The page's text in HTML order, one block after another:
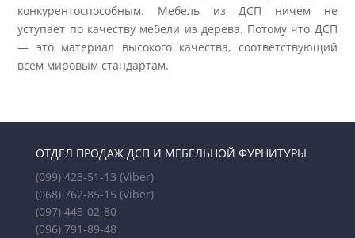
конкурентоспособным. Мебель из ДСП ничем не
уступает по качеству мебели из дерева. Потому что ДСП
— это материал высокого качества, соответствующий
всем мировым стандартам.
ОТДЕЛ ПРОДАЖ ДСП И МЕБЕЛЬНОЙ ФУРНИТУРЫ
(099) 423-51-13 (Viber)
(068) 762-85-15 (Viber)
(097) 445-02-80
(096) 791-89-48